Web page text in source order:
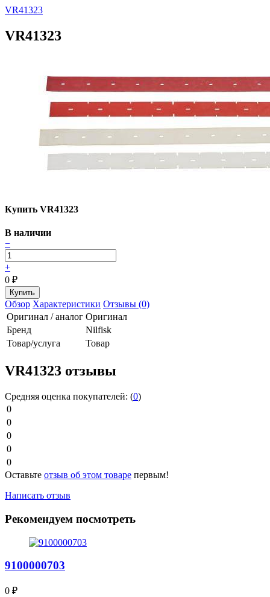
VR41323
VR41323
Купить VR41323
В наличии
−
+
0 ₽
Обзор Характеристики Отзывы (0)
Оригинал / аналог Оригинал
Бренд
Nilfisk
Товар/услуга
Товар
VR41323 отзывы
Средняя оценка покупателей: (0)
0
0
0
0
0
Оставьте отзыв об этом товаре первым!
Написать отзыв
Рекомендуем посмотреть
9100000703
0 ₽